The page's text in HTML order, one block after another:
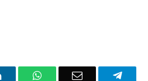
LinkedInWhatsAppEmail